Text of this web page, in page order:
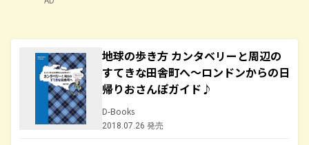
地球の歩き方 カンタベリーと周辺の
すてきな田舎町へ～ロンドンからの日
帰りおさんぽガイド♪
D-Books
2018.07.26 発売